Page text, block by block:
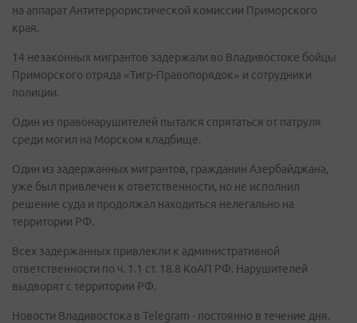
на аппарат Антитеррористической комиссии Приморского
края.
14 незаконных мигрантов задержали во Владивостоке бойцы
Приморского отряда «Тигр-Правопорядок» и сотрудники
полиции.
Один из правонарушителей пытался спрятаться от патруля
среди могил на Морском кладбище.
Один из задержанных мигрантов, гражданин Азербайджана,
уже был привлечен к ответственности, но не исполнил
решение суда и продолжал находиться нелегально на
территории РФ.
Всех задержанных привлекли к административной
ответственности по ч. 1.1 ст. 18.8 КоАП РФ. Нарушителей
выдворят с территории РФ.
Новости Владивостока в Telegram - постоянно в течение дня.